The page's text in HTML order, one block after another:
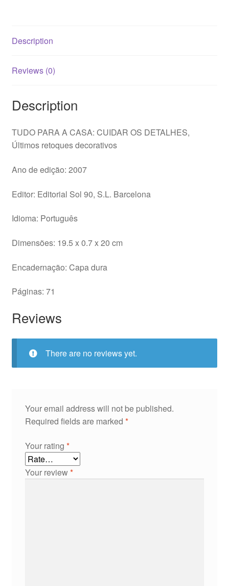
retoques
quantity
Description
Reviews (0)
Description
TUDO PARA A CASA: CUIDAR OS DETALHES,
Últimos retoques decorativos
Ano de edição: 2007
Editor: Editorial Sol 90, S.L. Barcelona
Idioma: Português
Dimensões: 19.5 x 0.7 x 20 cm
Encadernação: Capa dura
Páginas: 71
Reviews
There are no reviews yet.
Your email address will not be published.
Required fields are marked *
Your rating *
Your review*